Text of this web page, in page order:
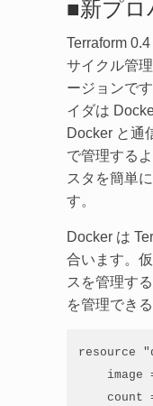
■新プロ
Terraform
サイクル管
ージョンで
イダは
Docker と通
で管理する
スタを簡単
す。
Docker は
合います。
スを管理す
を管理でき
resource
image =
count